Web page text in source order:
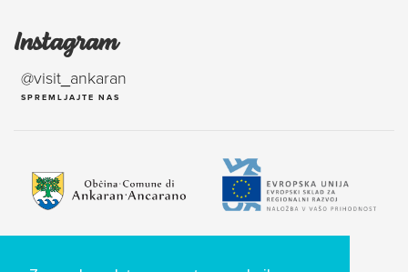
Instagram
@visit_ankaran
SPREMLJAJTE NAS